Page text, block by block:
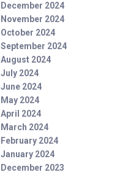
December 2024
November 2024
October 2024
September 2024
August 2024
July 2024
June 2024
May 2024
April 2024
March 2024
February 2024
January 2024
December 2023